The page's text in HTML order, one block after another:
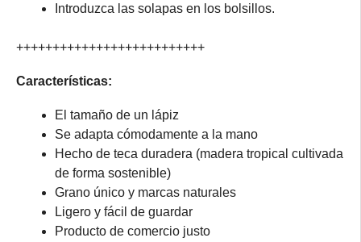
Introduzca las solapas en los bolsillos.
++++++++++++++++++++++++++
Características:
El tamaño de un lápiz
Se adapta cómodamente a la mano
Hecho de teca duradera (madera tropical cultivada
de forma sostenible)
Grano único y marcas naturales
Ligero y fácil de guardar
Producto de comercio justo